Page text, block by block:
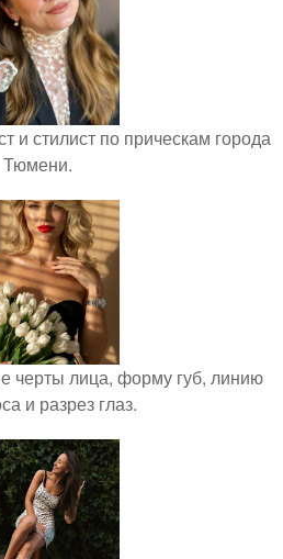
и стилист по прическам города
Тюмени.
черты лица, форму губ, линию
и разрез глаз.